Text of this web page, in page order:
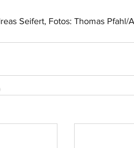
Seifert, Fotos: Thomas Pfahl/